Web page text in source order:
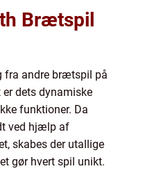
Brætspil
fra andre brætspil på
dets dynamiske
funktioner. Da
ved hjælp af
skabes der utallige
gør hvert spil unikt.